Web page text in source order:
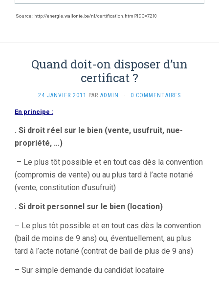
Source : http://energie.wallonie.be/nl/certification.html?IDC=7210
Quand doit-on disposer d’un
certificat ?
24 JANVIER 2011 PAR ADMIN · 0 COMMENTAIRES
En principe :
. Si droit réel sur le bien (vente, usufruit, nue-
propriété, …)
– Le plus tôt possible et en tout cas dès la convention
(compromis de vente) ou au plus tard à l’acte notarié
(vente, constitution d’usufruit)
. Si droit personnel sur le bien (location)
– Le plus tôt possible et en tout cas dès la convention
(bail de moins de 9 ans) ou, éventuellement, au plus
tard à l’acte notarié (contrat de bail de plus de 9 ans)
– Sur simple demande du candidat locataire